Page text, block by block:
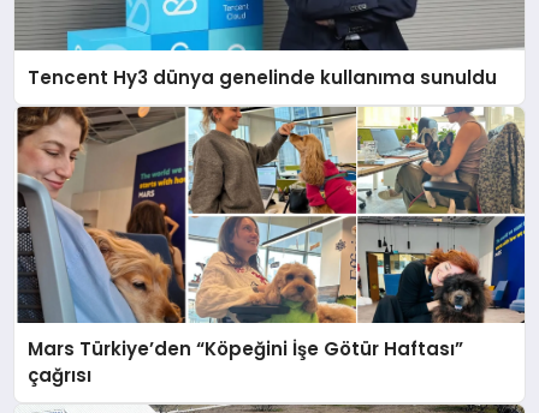
Tencent Hy3 dünya genelinde kullanıma sunuldu
Mars Türkiye’den “Köpeğini İşe Götür Haftası”
çağrısı